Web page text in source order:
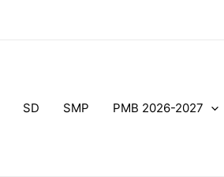
SD SMP PMB 2026-2027